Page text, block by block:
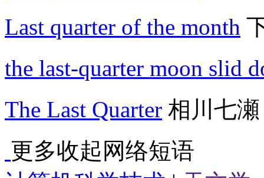
Last quarter of the month
the last-quarter moon slid
The Last Quarter 相川七瀬
更多收起 网络短语